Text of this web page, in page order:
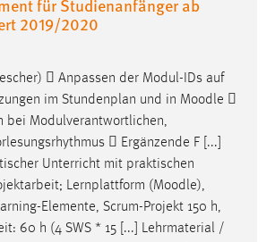
für Studienanfänger ab
2019/2020
 Anpassen der Modul-IDs auf
im Stundenplan und in Moodle 
bei Modulverantwortlichen,
 Ergänzende F [...]
Unterricht mit praktischen
Lernplattform (Moodle),
Elemente, Scrum-Projekt 150 h,
60 h (4 SWS * 15 [...] Lehrmaterial /